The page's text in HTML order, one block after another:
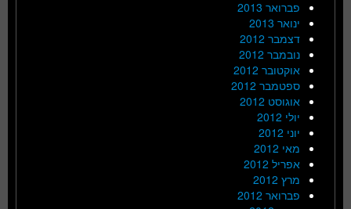
פברואר 2013
ינואר 2013
דצמבר 2012
נובמבר 2012
אוקטובר 2012
ספטמבר 2012
אוגוסט 2012
יולי 2012
יוני 2012
מאי 2012
אפריל 2012
מרץ 2012
פברואר 2012